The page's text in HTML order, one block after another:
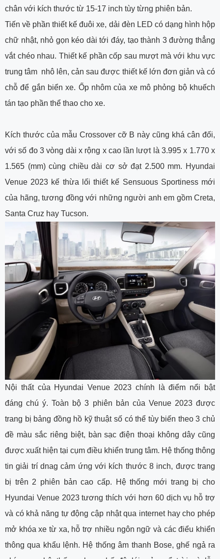
chân với kích thước từ 15-17 inch tùy từng phiên bản.
Tiến về phần thiết kế đuôi xe, dải đèn LED có dạng hình hộp
chữ nhật, nhỏ gọn kéo dài tới đáy, tạo thành 3 đường thẳng
vắt chéo nhau. Thiết kế phần cốp sau mượt mà với khu vực
trung tâm nhô lên, cản sau được thiết kế lớn đơn giản và có
chỗ để gắn biển xe. Ốp nhôm của xe mô phỏng bộ khuếch
tán tạo phần thể thao cho xe.
Kích thước của mẫu Crossover cỡ B này cũng khá cân đối,
với số đo 3 vòng dài x rộng x cao lần lượt là 3.995 x 1.770 x
1.565 (mm) cùng chiều dài cơ sở đạt 2.500 mm. Hyundai
Venue 2023 kế thừa lối thiết kế Sensuous Sportiness mới
của hãng, tương đồng với những người anh em gồm Creta,
Santa Cruz hay Tucson.
Nội thất của Hyundai Venue 2023 chính là điểm nổi bật
đáng chú ý. Toàn bộ 3 phiên bản của Venue 2023 được
trang bị bảng đồng hồ kỹ thuật số có thể tùy biến theo 3 chủ
đề màu sắc riêng biệt, bàn sạc điện thoại không dây cũng
được xuất hiện tại cụm điều khiển trung tâm. Hệ thống thông
tin giải trí dnag cảm ứng với kích thước 8 inch, được trang
bị trên 2 phiên bản cao cấp. Hệ thống mới trang bị cho
Hyundai Venue 2023 tương thích với hơn 60 dịch vụ hỗ trợ
và có khả năng tự động cập nhật qua internet hay cho phép
mở khóa xe từ xa, hỗ trợ nhiều ngôn ngữ và các điểu khiển
thông qua khẩu lệnh. Hệ thống âm thanh Bose, ghế ngả ra